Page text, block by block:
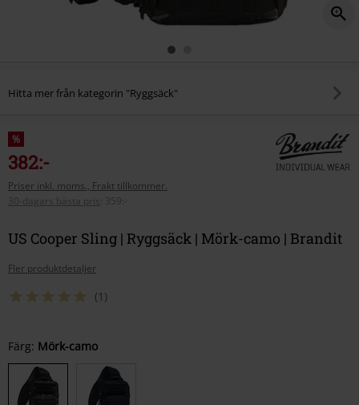
Hitta mer från kategorin "Ryggsäck"
%
382:-
Priser inkl. moms., Frakt tillkommer.
30-dagars bästa pris
359:-
US Cooper Sling | Ryggsäck | Mörk-camo | Brandit
Fler produktdetaljer
(1)
Välj
din
storlek
Färg: Mörk-camo